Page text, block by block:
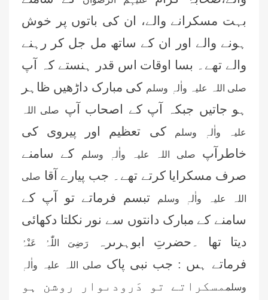
بہت مسکرانے والے، ان کی باتوں پر خوش
ہونے والے اور ان کے ساتھ مل جل کر رہنے
والے تھے۔ بسا اوقات اس قدر ہنستے کہ آپ
صلی اللہ علیہ واٰلہٖ وسلم کی مبارک داڑھیں ظاہر
ہو جاتیں جبکہ آپ کے اصحاب آپ
صلی اللہ
علیہ واٰلہٖ وسلم
کی تعظیم اور پیروی کی
خاطرآپ
صلی اللہ علیہ واٰلہٖ وسلم
کے سامنے
صرف مسکرایا کرتے تھے۔ جب پیارے آقا صلی
اللہ علیہ واٰلہٖ وسلم
تبسم فرماتے تو آپ کے
سامنے کے مبارک دانتوں سے نور نکلتا دکھائی
دیتا تھا ۔حضرتِ ابوہرىرہرَضِیَ اللّٰہُ عَنْہُ
فرماتے ہىں : جب نبی پاک صلی اللہ علیہ واٰلہٖ
وسلممسکراتے تو دَرودىوار روشن ہو